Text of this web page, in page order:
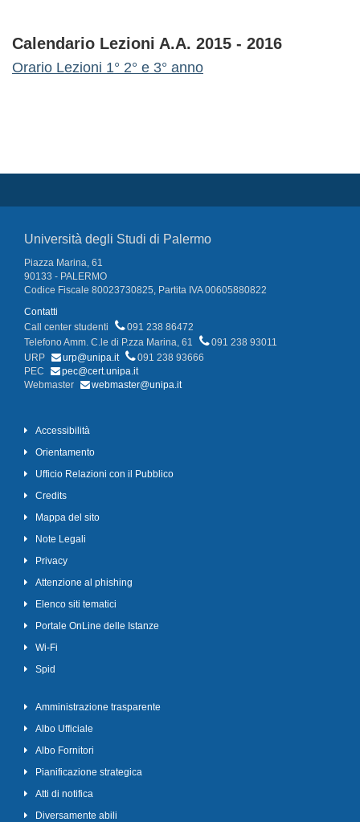
Calendario Lezioni A.A. 2015 - 2016
Orario Lezioni 1° 2° e 3° anno
Università degli Studi di Palermo
Piazza Marina, 61
90133 - PALERMO
Codice Fiscale 80023730825, Partita IVA 00605880822
Contatti
Call center studenti
091 238 86472
Telefono Amm. C.le di P.zza Marina, 61
091 238 93011
URP
urp@unipa.it
091 238 93666
PEC
pec@cert.unipa.it
Webmaster
webmaster@unipa.it
Accessibilità
Orientamento
Ufficio Relazioni con il Pubblico
Credits
Mappa del sito
Note Legali
Privacy
Attenzione al phishing
Elenco siti tematici
Portale OnLine delle Istanze
Wi-Fi
Spid
Amministrazione trasparente
Albo Ufficiale
Albo Fornitori
Pianificazione strategica
Atti di notifica
Diversamente abili